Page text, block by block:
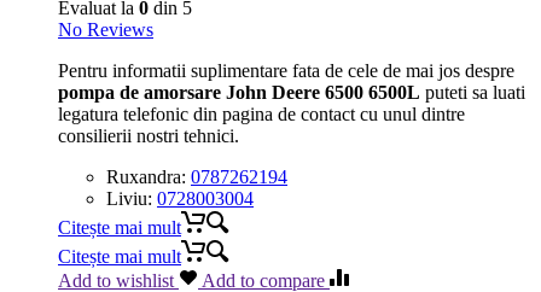
Evaluat la 0 din 5
No Reviews
Pentru informatii suplimentare fata de cele de mai jos despre
pompa de amorsare John Deere 6500 6500L puteti sa luati
legatura telefonic din pagina de contact cu unul dintre
consilierii nostri tehnici.
Ruxandra: 0787262194
Liviu: 0728003004
Citește mai mult
Citește mai mult
Add to wishlist
Add to compare